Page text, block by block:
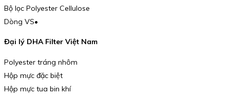
Bộ lọc Polyester Cellulose
Dòng VS•
Đại lý DHA Filter Việt Nam
Polyester tráng nhôm
Hộp mực đặc biệt
Hộp mực tua bin khí